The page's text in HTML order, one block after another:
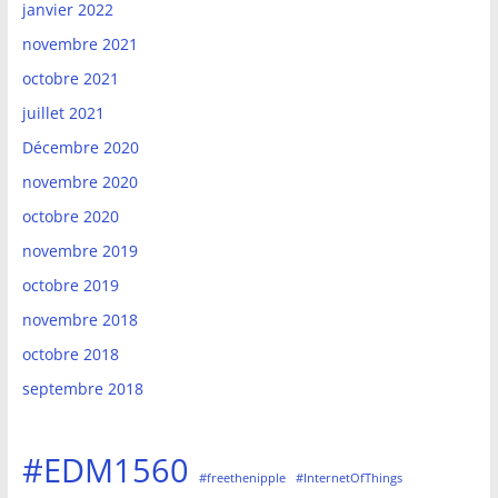
janvier 2022
novembre 2021
octobre 2021
juillet 2021
Décembre 2020
novembre 2020
octobre 2020
novembre 2019
octobre 2019
novembre 2018
octobre 2018
septembre 2018
#EDM1560 #freethenipple #InternetOfThings